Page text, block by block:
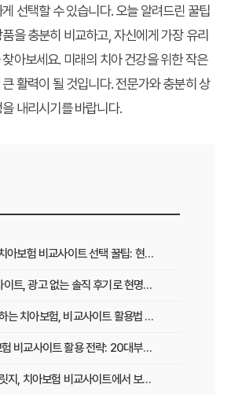
선택할 수 있습니다. 오늘 알려드린 꿀팁
을 충분히 비교하고, 자신에게 가장 유리
아보세요. 미래의 치아 건강을 위한 작은
활력이 될 것입니다. 전문가와 충분히 상
내리시기를 바랍니다.
2024년 최신! 치아보험 비교사이트 선택 꿀팁: 현명한 가입 전략 완벽 분석
치아보험 비교사이트, 광고 없는 솔직 후기로 현명하게 선택하는 법
20대부터 준비하는 치아보험, 비교사이트 활용법 A to Z
[나이별] 치아보험 비교사이트 활용 전략: 20대부터 60대까지 맞춤 가이드
임플란트 vs 브릿지, 치아보험 비교사이트에서 보장 범위 꼼꼼하게 확인하는 꿀팁